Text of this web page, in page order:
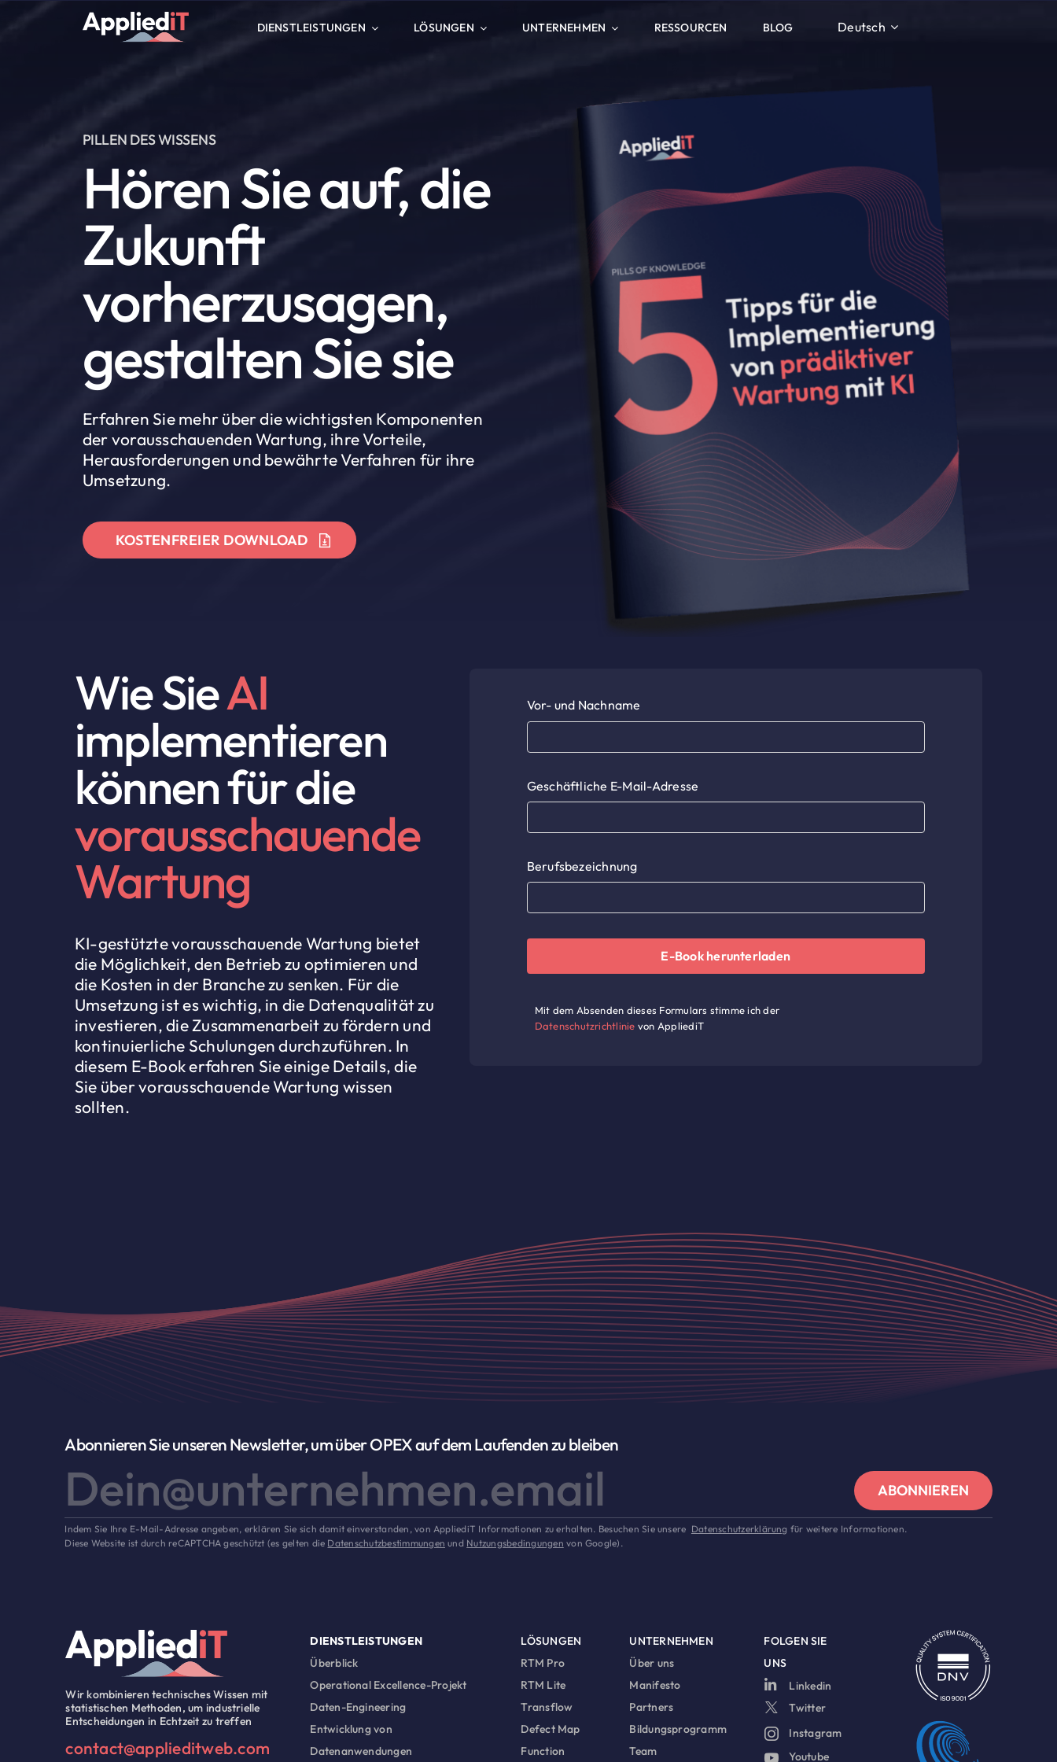
DIENSTLEISTUNGEN LÖSUNGEN UNTERNEHMEN RESSOURCEN BLOG Deutsch
PILLEN DES WISSENS
Hören Sie auf, die
Zukunft
vorherzusagen,
gestalten Sie sie
Erfahren Sie mehr über die wichtigsten Komponenten
der vorausschauenden Wartung, ihre Vorteile,
Herausforderungen und bewährte Verfahren für ihre
Umsetzung.
KOSTENFREIER DOWNLOAD
Wie SieAI
implementieren
können für die
vorausschauende
Wartung
KI-gestützte vorausschauende Wartung bietet
die Möglichkeit, den Betrieb zu optimieren und
die Kosten in der Branche zu senken. Für die
Umsetzung ist es wichtig, in die Datenqualität zu
investieren, die Zusammenarbeit zu fördern und
kontinuierliche Schulungen durchzuführen. In
diesem E-Book erfahren Sie einige Details, die
Sie über vorausschauende Wartung wissen
sollten.
Vor- und Nachname
Geschäftliche E-Mail-Adresse
Berufsbezeichnung
E-Book herunterladen
Mit dem Absenden dieses Formulars stimme ich der
Datenschutzrichtlinie von AppliediT
Abonnieren Sie unseren Newsletter, um über OPEX auf dem Laufenden zu bleiben
ABONNIEREN
Indem Sie Ihre E-Mail-Adresse angeben, erklären Sie sich damit einverstanden, von AppliediT Informationen zu erhalten. Besuchen Sie unsere Datenschutzerklärung für weitere Informationen.
Diese Website ist durch reCAPTCHA geschützt (es gelten die Datenschutzbestimmungen und Nutzungsbedingungen von Google).
Wir kombinieren technisches Wissen mit
statistischen Methoden, um industrielle
Entscheidungen in Echtzeit zu treffen
contact@applieditweb.com
DIENSTLEISTUNGEN
Überblick
Operational Excellence-Projekt
Daten-Engineering
Entwicklung von
Datenanwendungen
LÖSUNGEN
RTM Pro
RTM Lite
Transflow
Defect Map
Function
UNTERNEHMEN
Über uns
Manifesto
Partners
Bildungsprogramm
Team
FOLGEN SIE
UNS
Linkedin
Twitter
Instagram
Youtube